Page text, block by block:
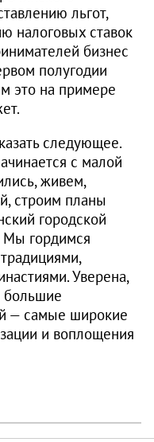
льгот,
налоговых ставок
бизнес
полугодии
это на примере
следующее.
с малой
живем,
строим планы
городской
Мы гордимся
Уверена,
большие
— самые широкие
и воплощения